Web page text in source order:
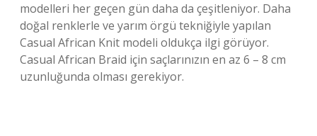
modelleri her geçen gün daha da çeşitleniyor. Daha
doğal renklerle ve yarım örgü tekniğiyle yapılan
Casual African Knit modeli oldukça ilgi görüyor.
Casual African Braid için saçlarınızın en az 6 – 8 cm
uzunluğunda olması gerekiyor.